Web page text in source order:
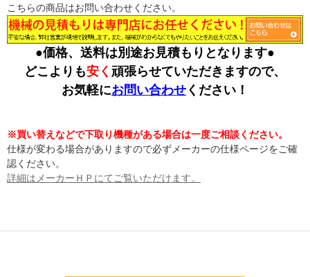
こちらの商品はお問い合わせください。
●価格、送料は別途お見積もりとなります●
どこよりも安く 頑張らせていただきますので、
お気軽にお問い合わせ ください！
※買い替えなどで下取り機種がある場合は一度ご相談ください。
仕様が変わる場合がありますので必ずメーカーの仕様ページをご確
認ください。
詳細はメーカーＨＰにてご覧いただけます。